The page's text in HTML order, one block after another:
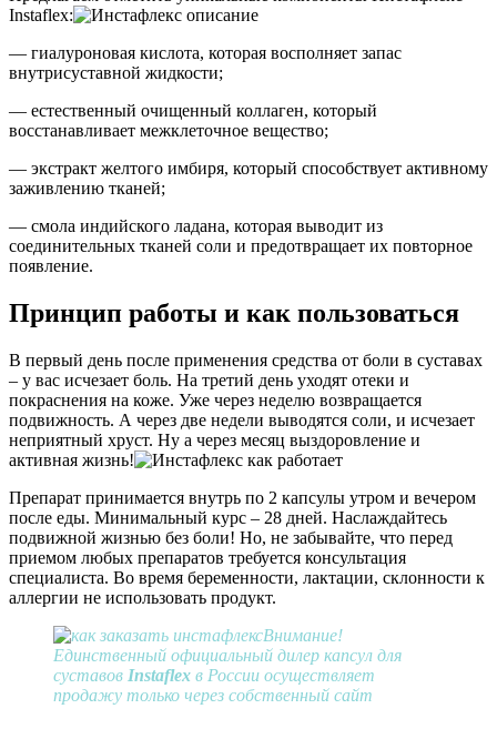
Instaflex:
— гиалуроновая кислота, которая восполняет запас
внутрисуставной жидкости;
— естественный очищенный коллаген, который
восстанавливает межклеточное вещество;
— экстракт желтого имбиря, который способствует активному
заживлению тканей;
— смола индийского ладана, которая выводит из
соединительных тканей соли и предотвращает их повторное
появление.
Принцип работы и как пользоваться
В первый день после применения средства от боли в суставах
– у вас исчезает боль. На третий день уходят отеки и
покраснения на коже. Уже через неделю возвращается
подвижность. А через две недели выводятся соли, и исчезает
неприятный хруст. Ну а через месяц выздоровление и
активная жизнь!
Препарат принимается внутрь по 2 капсулы утром и вечером
после еды. Минимальный курс – 28 дней. Наслаждайтесь
подвижной жизнью без боли! Но, не забывайте, что перед
приемом любых препаратов требуется консультация
специалиста. Во время беременности, лактации, склонности к
аллергии не использовать продукт.
Внимание!
Единственный официальный дилер капсул для
суставов Instaflex в России осуществляет
продажу только через собственный сайт